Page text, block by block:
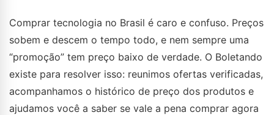
Comprar tecnologia no Brasil é caro e confuso. Preços
sobem e descem o tempo todo, e nem sempre uma
“promoção” tem preço baixo de verdade. O Boletando
existe para resolver isso: reunimos ofertas verificadas,
acompanhamos o histórico de preço dos produtos e
ajudamos você a saber se vale a pena comprar agora